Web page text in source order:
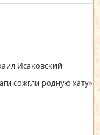
Исаковский
сожгли родную хату»